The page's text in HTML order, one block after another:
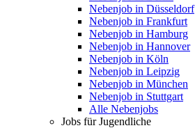
Nebenjob in Düsseldorf
Nebenjob in Frankfurt
Nebenjob in Hamburg
Nebenjob in Hannover
Nebenjob in Köln
Nebenjob in Leipzig
Nebenjob in München
Nebenjob in Stuttgart
Alle Nebenjobs
Jobs für Jugendliche